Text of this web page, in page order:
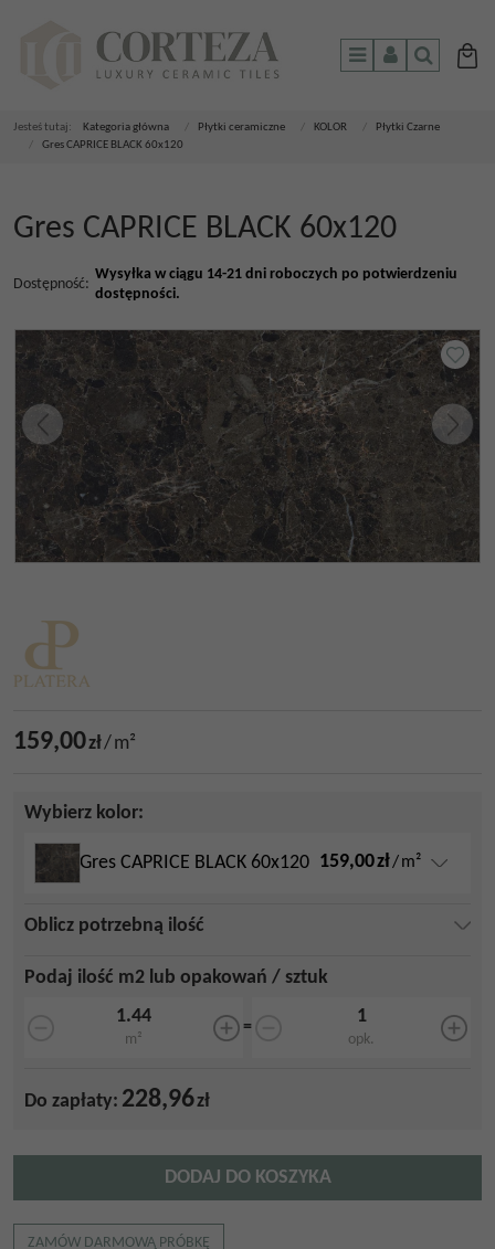
MenuPanelSzukaj
Jesteś tutaj: Kategoria główna Płytki ceramiczne KOLOR
Płytki Czarne
Gres CAPRICE BLACK 60x120
Gres CAPRICE BLACK 60x120
Dostępność:
Wysyłka w ciągu 14-21 dni roboczych po potwierdzeniu
dostępności.
159,00zł/m²
Wybierz kolor:
Gres CAPRICE BLACK 60x120 159,00zł/m²
Oblicz potrzebną ilość
Podaj ilość m2 lub opakowań / sztuk
m²
=
opk.
Do zapłaty: 228,96zł
DODAJ DO KOSZYKA
ZAMÓW DARMOWĄ PRÓBKĘ